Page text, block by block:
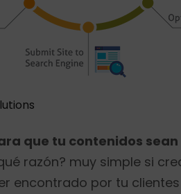
que tu contenidos
razón? muy simple si
encontrado por tu